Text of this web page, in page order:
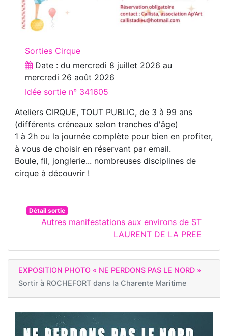
Sorties Cirque
Date : du mercredi 8 juillet 2026 au
mercredi 26 août 2026
Idée sortie n° 341605
Ateliers CIRQUE, TOUT PUBLIC, de 3 à 99 ans
(différents créneaux selon tranches d'âge)
1 à 2h ou la journée complète pour bien en profiter,
à vous de choisir en réservant par email.
Boule, fil, jonglerie... nombreuses disciplines de
cirque à découvrir !
Détail sortie
Autres manifestations aux environs de ST
LAURENT DE LA PREE
EXPOSITION PHOTO « NE PERDONS PAS LE NORD »
Sortir à ROCHEFORT dans la Charente Maritime